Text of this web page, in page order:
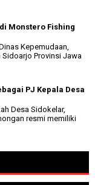
Monstero Fishing
Kepemudaan,
Provinsi Jawa
PJ Kepala Desa
Desa Sidokelar,
resmi memiliki